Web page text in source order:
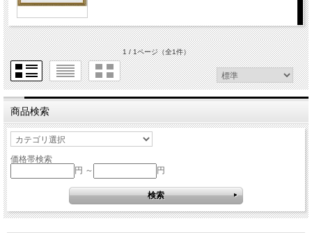
1 / 1ページ（全1件）
商品検索
価格帯検索
円 ～
円